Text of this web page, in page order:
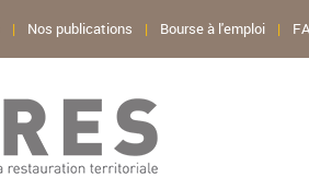
| Nos publications | Bourse à l'emploi |